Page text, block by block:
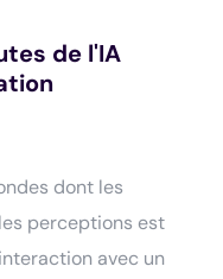
de l'IA
dont les
perceptions est
avec un